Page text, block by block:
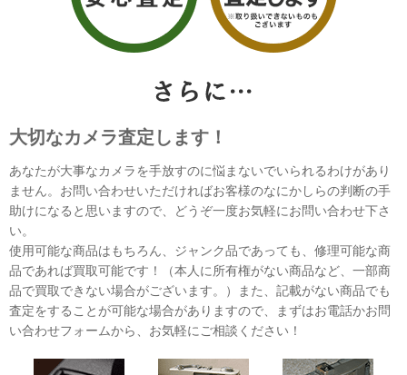
大切なカメラ査定します！
あなたが大事なカメラを手放すのに悩まないでいられるわけがあり
ません。お問い合わせいただければお客様のなにかしらの判断の手
助けになると思いますので、どうぞ一度お気軽にお問い合わせ下さ
い。
使用可能な商品はもちろん、ジャンク品であっても、修理可能な商
品であれば買取可能です！（本人に所有権がない商品など、一部商
品で買取できない場合がございます。）また、記載がない商品でも
査定をすることが可能な場合がありますので、まずはお電話かお問
い合わせフォームから、お気軽にご相談ください！